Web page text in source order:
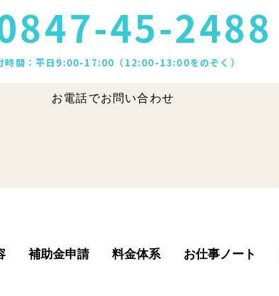
45-2488
時間：平日9:00-17:00（12:00-13:00をのぞく）
お電話でお問い合わせ
補助金申請 料金体系 お仕事ノート